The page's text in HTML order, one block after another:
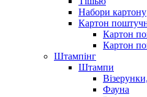
Набори картону
Картон
Картон
Картон
Штампінг
Штампи
Фауна